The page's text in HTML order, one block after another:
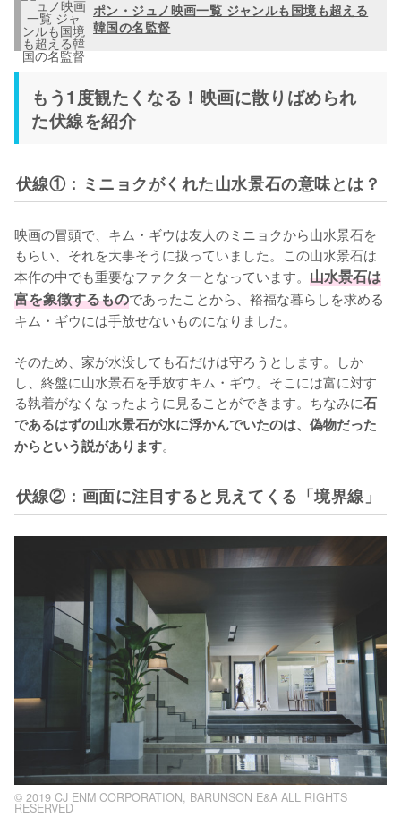
ポン・ジュノ映画一覧 ジャンルも国境も超える
韓国の名監督
もう1度観たくなる！映画に散りばめられ
た伏線を紹介
伏線①：ミニョクがくれた山水景石の意味とは？
映画の冒頭で、キム・ギウは友人のミニョクから山水景石を
もらい、それを大事そうに扱っていました。この山水景石は
本作の中でも重要なファクターとなっています。 山水景石は
富を象徴するものであったことから、裕福な暮らしを求める
キム・ギウには手放せないものになりました。
そのため、家が水没しても石だけは守ろうとします。しか
し、終盤に山水景石を手放すキム・ギウ。そこには富に対す
る執着がなくなったように見ることができます。ちなみに石
であるはずの山水景石が水に浮かんでいたのは、偽物だった
からという説があります。
伏線②：画面に注目すると見えてくる「境界線」
© 2019 CJ ENM CORPORATION, BARUNSON E&A ALL RIGHTS
RESERVED